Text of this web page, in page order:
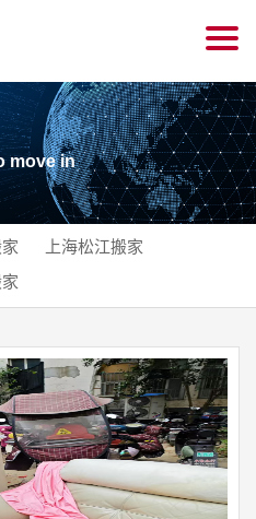
move in
上海松江搬家